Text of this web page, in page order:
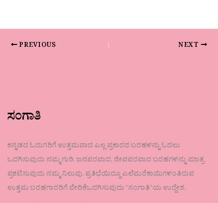
PREVIOUS NEXT
ಸಂಗಾತಿ
ಕನ್ನಡದ ಓದುಗರಿಗೆ ಉತ್ತಮವಾದ ಎಲ್ಲ ಪ್ರಕಾರದ ಬರಹಳನ್ನು ಓದಲು
ಒದಗಿಸುವುದು ನಮ್ಮ ಗುರಿ. ಜನಪರವಾದ, ಜೀವಪರವಾದ ಬರಹಗಳನ್ನು ಮಾತ್ರ
ಪ್ರಕಟಿಸುವುದು ನಮ್ಮ ನಿಲುವು. ಪ್ರತಿಭೆಯಿದ್ದೂ ಎಲೆಮರೆಕಾಯಿಗಳಂತಿರುವ
ಉತ್ತಮ ಬರಹಗಾರರಿಗೆ ವೇದಿಕೆಒದಗಿಸುವುದು ʼಸಂಗಾತಿʼಯ ಉದ್ದೇಶ.